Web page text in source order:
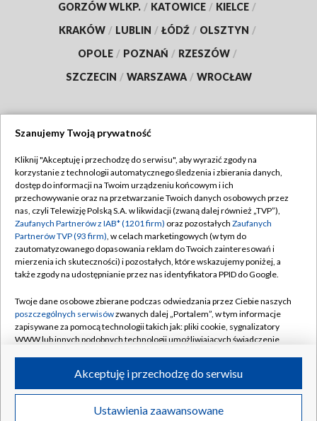
GORZÓW WLKP. / KATOWICE / KIELCE /
KRAKÓW / LUBLIN / ŁÓDŹ / OLSZTYN /
OPOLE / POZNAŃ / RZESZÓW /
SZCZECIN / WARSZAWA / WROCŁAW
TVP
Abonament TVP
Emisja w TVP
Centrum informacji TVP
Naziemna Telewizja Cyfrowa
Rada Programowa
System NOS
Informacje o nadawcy
Program dla prasy
Regulamin TVP
Polityka prywatności
Moje zgody
Pomoc
Kontakt
Kanały
©2026 Telewizja Polska S.A. w likwidacji
Szanujemy Twoją prywatność
Kliknij "Akceptuję i przechodzę do serwisu", aby wyrazić zgody na
korzystanie z technologii automatycznego śledzenia i zbierania danych,
dostęp do informacji na Twoim urządzeniu końcowym i ich
przechowywanie oraz na przetwarzanie Twoich danych osobowych przez
nas, czyli Telewizję Polską S.A. w likwidacji (zwaną dalej również „TVP”),
Zaufanych Partnerów z IAB* (1201 firm) oraz pozostałych Zaufanych
Partnerów TVP (93 firm), w celach marketingowych (w tym do
zautomatyzowanego dopasowania reklam do Twoich zainteresowań i
mierzenia ich skuteczności) i pozostałych, które wskazujemy poniżej, a
także zgody na udostępnianie przez nas identyfikatora PPID do Google.
Twoje dane osobowe zbierane podczas odwiedzania przez Ciebie naszych
poszczególnych serwisówzwanych dalej „Portalem”, w tym informacje
zapisywane za pomocą technologii takich jak: pliki cookie, sygnalizatory
WWW lub innych podobnych technologii umożliwiających świadczenie
ruchu w Internecie.
Twoje dane osobowe zbierane podczas odwiedzania przez Ciebie
poszczególnych serwisówna Portalu, takie jak adresy IP, identyfikatory
Ustawienia zaawansowane
Akceptuję i przechodzę do serwisu